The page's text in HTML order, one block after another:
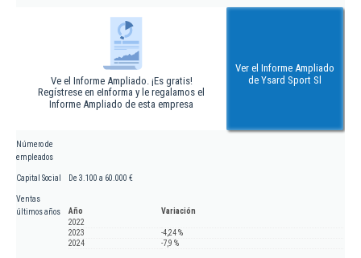
Ve el Informe Ampliado. ¡Es gratis!
Regístrese en eInforma y le regalamos el
Informe Ampliado de esta empresa
Ver el Informe Ampliado
de Ysard Sport Sl
Número de
empleados
Capital Social De 3.100 a 60.000 €
Ventas
últimos años
Año
Variación
2022
2023
-4,24 %
2024
-7,9 %